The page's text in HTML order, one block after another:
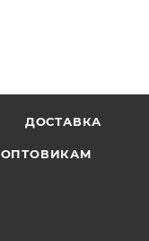
ДОСТАВКА
ОПТОВИКАМ